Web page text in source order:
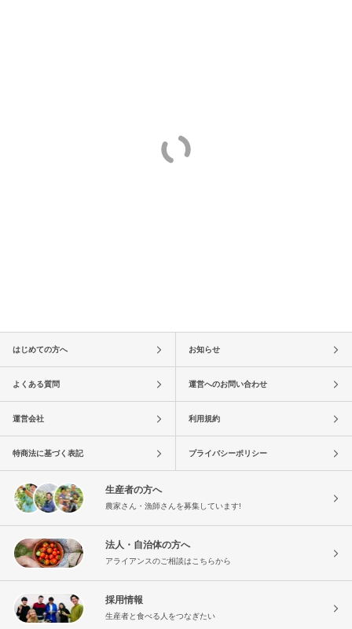
はじめての方へ お知らせ
よくある質問 運営へのお問い合わせ
運営会社 利用規約
特商法に基づく表記 プライバシーポリシー
生産者の方へ
農家さん・漁師さんを募集しています!
法人・自治体の方へ
アライアンスのご相談はこちらから
採用情報
生産者と食べる人をつなぎたい